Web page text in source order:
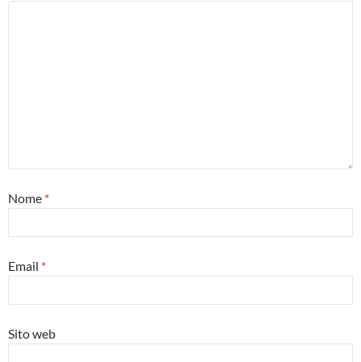
Nome *
Email *
Sito web